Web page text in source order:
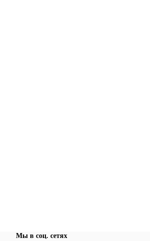
Мы в соц. сетях